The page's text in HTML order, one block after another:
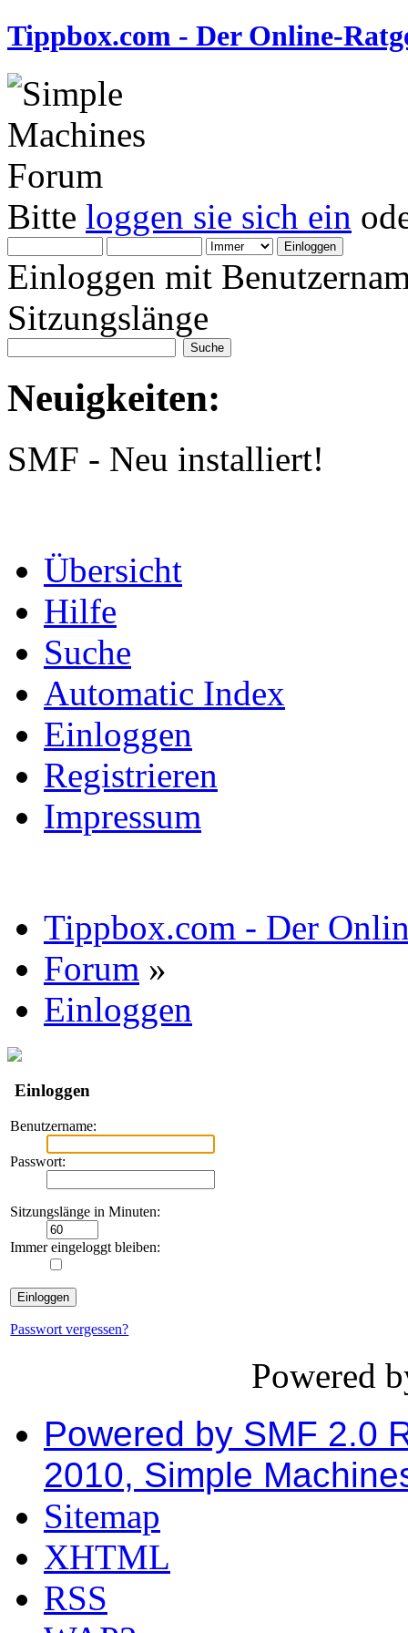
Tippbox.com - Der Online-
Bitte loggen sie sich ein
Einloggen mit
Sitzungslänge
Neuigkeiten:
SMF - Neu installiert!
Übersicht
Hilfe
Suche
Automatic Index
Einloggen
Registrieren
Impressum
Tippbox.com - Der
Forum »
Einloggen
Einloggen
Benutzername:
Passwort:
Sitzungslänge in Minuten:
Immer eingeloggt bleiben:
Passwort vergessen?
Powered
Powered by SMF 2.0
2010, Simple
Sitemap
XHTML
RSS